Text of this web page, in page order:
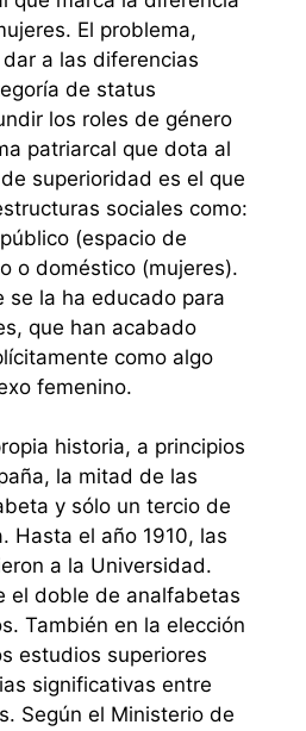
El problema,
a las diferencias
de status
los roles de género
patriarcal que dota al
superioridad es el que
sociales como:
(espacio de
o doméstico (mujeres).
se la ha educado para
que han acabado
como algo
femenino.
historia, a principios
la mitad de las
y sólo un tercio de
Hasta el año 1910, las
a la Universidad.
el doble de analfabetas
También en la elección
estudios superiores
significativas entre
Según el Ministerio de